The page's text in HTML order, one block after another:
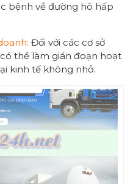
bệnh về đường hô hấp
Đối với các cơ sở
thể làm gián đoạn hoạt
kinh tế không nhỏ.